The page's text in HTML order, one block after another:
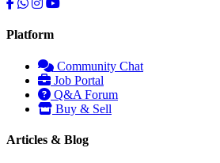
Platform
Community Chat
Job Portal
Q&A Forum
Buy & Sell
Articles & Blog